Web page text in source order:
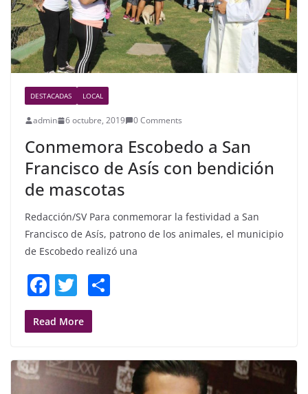
DESTACADAS LOCAL
admin 6 octubre, 2019 0 Comments
Conmemora Escobedo a San
Francisco de Asís con bendición
de mascotas
Redacción/SV Para conmemorar la festividad a San
Francisco de Asís, patrono de los animales, el municipio
de Escobedo realizó una
F
a
c
b
T
w
itt
Read More